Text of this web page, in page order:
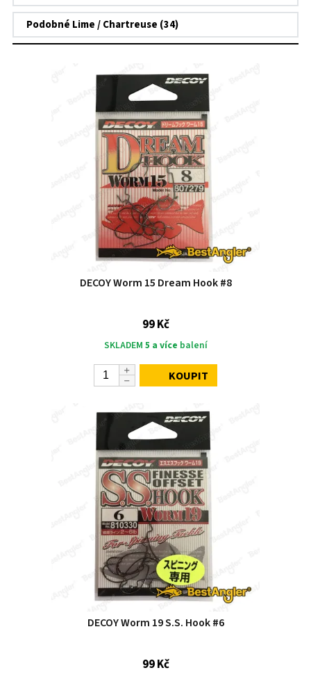
Podobné Lime / Chartreuse (34)
DECOY Worm 15 Dream Hook #8
99 Kč
SKLADEM 5 a více balení
KOUPIT
DECOY Worm 19 S.S. Hook #6
99 Kč